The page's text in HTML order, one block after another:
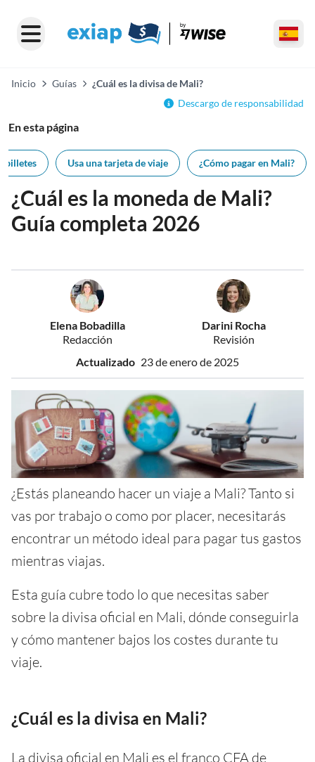
Inicio Guías
¿Cuál es la divisa de Mali?
Descargo de responsabilidad
En esta página
billetes Usa una tarjeta de viaje ¿Cómo pagar en Mali?
¿Cuál es la moneda de Mali?
Guía completa 2026
Elena Bobadilla
Redacción
Darini Rocha
Revisión
Actualizado 23 de enero de 2025
¿Estás planeando hacer un viaje a Mali? Tanto si
vas por trabajo o como por placer, necesitarás
encontrar un método ideal para pagar tus gastos
mientras viajas.
Esta guía cubre todo lo que necesitas saber
sobre la divisa oficial en Mali, dónde conseguirla
y cómo mantener bajos los costes durante tu
viaje.
¿Cuál es la divisa en Mali?
La divisa oficial en Mali es el franco CFA de